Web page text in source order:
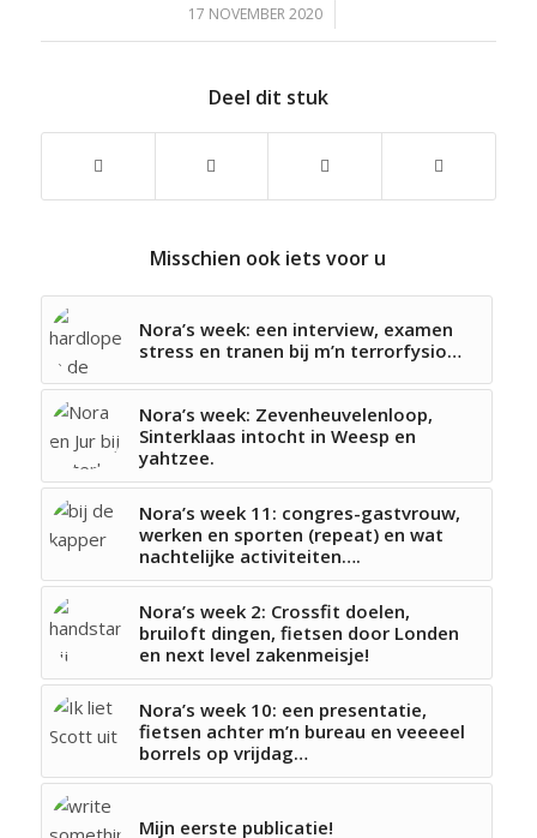
17 NOVEMBER 2020
/
Deel dit stuk
Misschien ook iets voor u
Nora’s week: een interview, examen
stress en tranen bij m’n terrorfysio…
Nora’s week: Zevenheuvelenloop,
Sinterklaas intocht in Weesp en
yahtzee.
Nora’s week 11: congres-gastvrouw,
werken en sporten (repeat) en wat
nachtelijke activiteiten….
Nora’s week 2: Crossfit doelen,
bruiloft dingen, fietsen door Londen
en next level zakenmeisje!
Nora’s week 10: een presentatie,
fietsen achter m’n bureau en veeeeel
borrels op vrijdag…
Mijn eerste publicatie!